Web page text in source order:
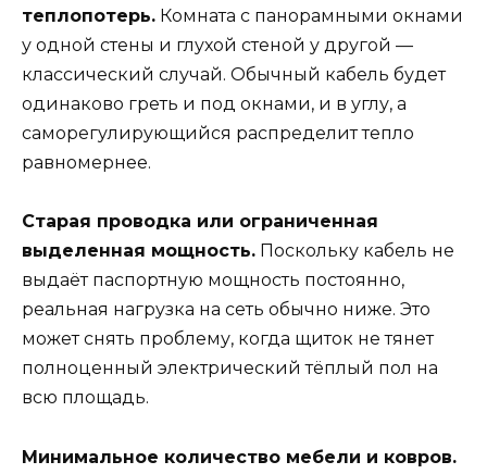
теплопотерь. Комната с панорамными окнами
у одной стены и глухой стеной у другой —
классический случай. Обычный кабель будет
одинаково греть и под окнами, и в углу, а
саморегулирующийся распределит тепло
равномернее.
Старая проводка или ограниченная
выделенная мощность. Поскольку кабель не
выдаёт паспортную мощность постоянно,
реальная нагрузка на сеть обычно ниже. Это
может снять проблему, когда щиток не тянет
полноценный электрический тёплый пол на
всю площадь.
Минимальное количество мебели и ковров.